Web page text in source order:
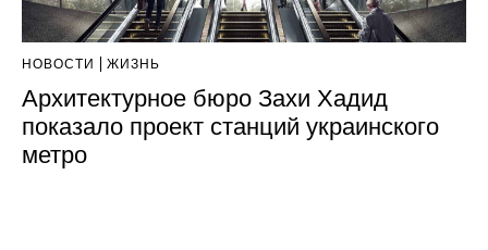
НОВОСТИ ЖИЗНЬ
Архитектурное бюро Захи Хадид
показало проект станций украинского
метро